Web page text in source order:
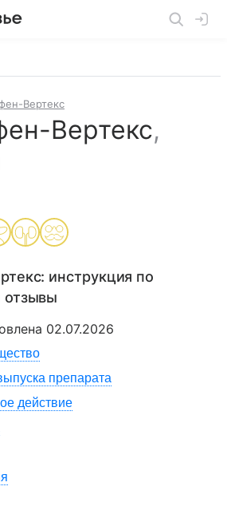
Вертекс
Вертекс,
: инструкция по
02.07.2026
препарата
действие